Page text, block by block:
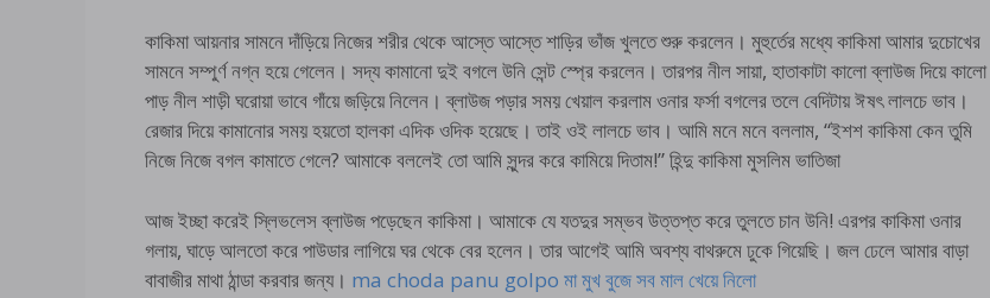
কাকিমা আয়নার সামনে দাঁড়িয়ে নিজের শরীর থেকে আস্তে আস্তে শাড়ির ভাঁজ খুলতে শুরু করলেন। মুহুর্তের মধ্যে কাকিমা আমার দুচোখের
সামনে সম্পুর্ণ নগ্ন হয়ে গেলেন। সদ্য কামানো দুই বগলে উনি সেন্ট স্প্রে করলেন। তারপর নীল সায়া, হাতাকাটা কালো ব্লাউজ দিয়ে কালো
পাড় নীল শাড়ী ঘরোয়া ভাবে গাঁয়ে জড়িয়ে নিলেন। ব্লাউজ পড়ার সময় খেয়াল করলাম ওনার ফর্সা বগলের তলে বেদিটায় ঈষৎ লালচে ভাব।
রেজার দিয়ে কামানোর সময় হয়তো হালকা এদিক ওদিক হয়েছে। তাই ওই লালচে ভাব। আমি মনে মনে বললাম, “ইশশ কাকিমা কেন তুমি
নিজে নিজে বগল কামাতে গেলে? আমাকে বললেই তো আমি সুন্দর করে কামিয়ে দিতাম!” হিন্দু কাকিমা মুসলিম ভাতিজা
আজ ইচ্ছা করেই স্লিভলেস ব্লাউজ পড়েছেন কাকিমা। আমাকে যে যতদুর সম্ভব উত্তপ্ত করে তুলতে চান উনি! এরপর কাকিমা ওনার
গলায়, ঘাড়ে আলতো করে পাউডার লাগিয়ে ঘর থেকে বের হলেন। তার আগেই আমি অবশ্য বাথরুমে ঢুকে গিয়েছি। জল ঢেলে আমার বাড়া
বাবাজীর মাথা ঠান্ডা করবার জন্য। ma choda panu golpo মা মুখ বুজে সব মাল খেয়ে নিলো